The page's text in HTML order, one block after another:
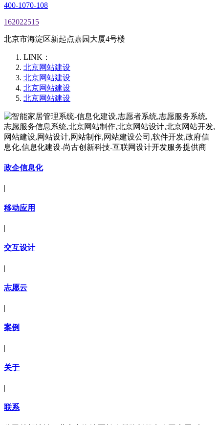
400-1070-108
162022515
北京市海淀区新起点嘉园大厦4号楼
LINK：
北京网站建设
北京网站建设
北京网站建设
北京网站建设
政企信息化
移动应用
|
交互设计
|
志愿云
|
案例
|
关于
|
联系